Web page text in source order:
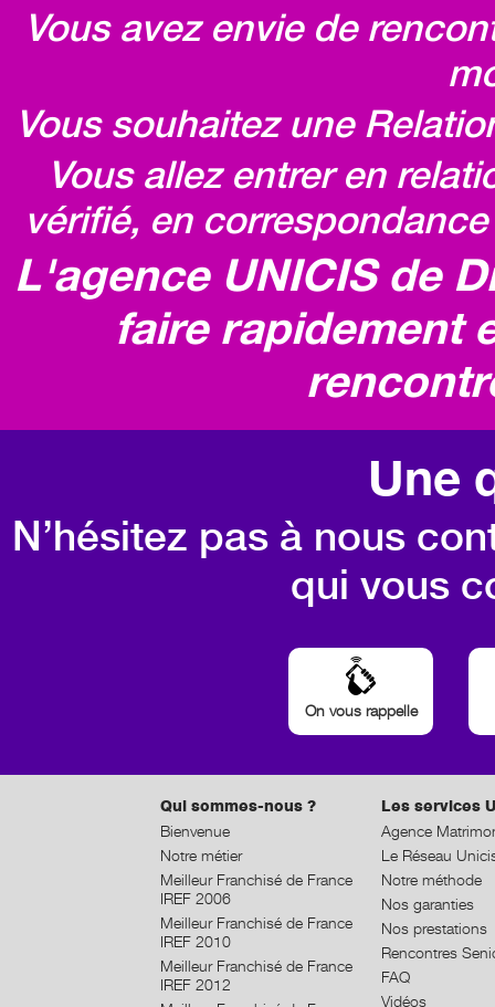
Vous avez envie de
Vous souhaitez une
Vous allez entrer en
vérifié, en
L'agence UNICIS de
faire rapidement
Une
N’hésitez pas à nous
qui vous
On vous rappelle
Qui sommes-nous ?
Bienvenue
Notre métier
Meilleur Franchisé de France
IREF 2006
Meilleur Franchisé de France
IREF 2010
Meilleur Franchisé de France
IREF 2012
Les services
Agence
Le Réseau
Notre méthode
Nos garanties
Nos prestations
Rencontres
FAQ
Vidéos